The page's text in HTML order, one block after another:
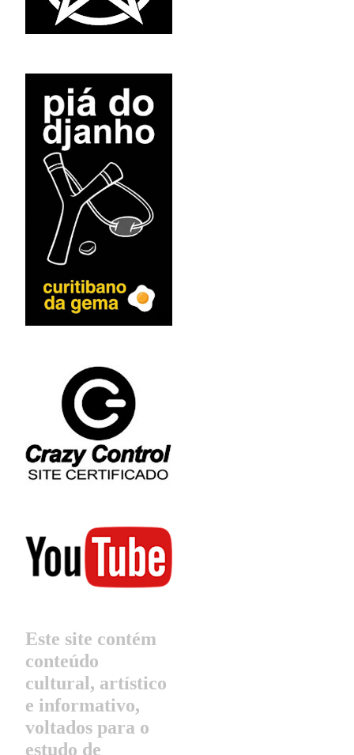
Este site contém
conteúdo
cultural, artístico
e informativo,
voltados para o
estudo de